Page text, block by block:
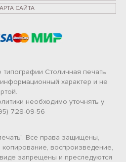
САЙТА
Столичная печать
характер и не
необходимо уточнять у
728-09-56
Все права защищены,
воспроизведение,
запрещены и преследуются